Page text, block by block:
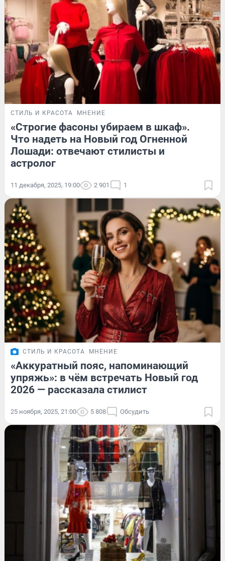
СТИЛЬ И КРАСОТА МНЕНИЕ
«Строгие фасоны убираем в шкаф».
Что надеть на Новый год Огненной
Лошади: отвечают стилисты и
астролог
11 декабря, 2025, 19:00 2 901 1
СТИЛЬ И КРАСОТА МНЕНИЕ
«Аккуратный пояс, напоминающий
упряжь»: в чём встречать Новый год
2026 — рассказала стилист
25 ноября, 2025, 21:00 5 808 Обсудить